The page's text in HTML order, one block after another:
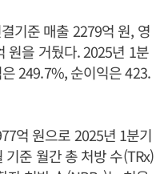
기준 매출 2279억 원, 영
원을 거뒀다. 2025년 1분
249.7%, 순이익은 423.
억 원으로 2025년 1분기
준 월간 총 처방 수(TRx)